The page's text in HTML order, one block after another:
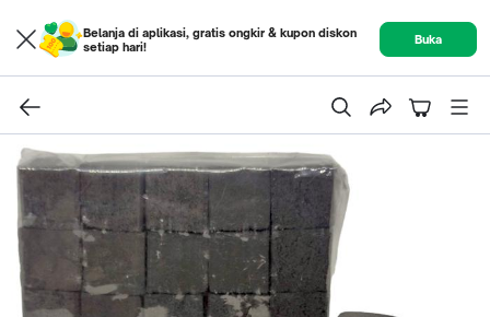
Belanja di aplikasi, gratis ongkir & kupon diskon
setiap hari!
Buka